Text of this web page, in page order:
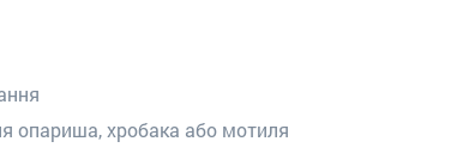
опариша, хробака або мотиля